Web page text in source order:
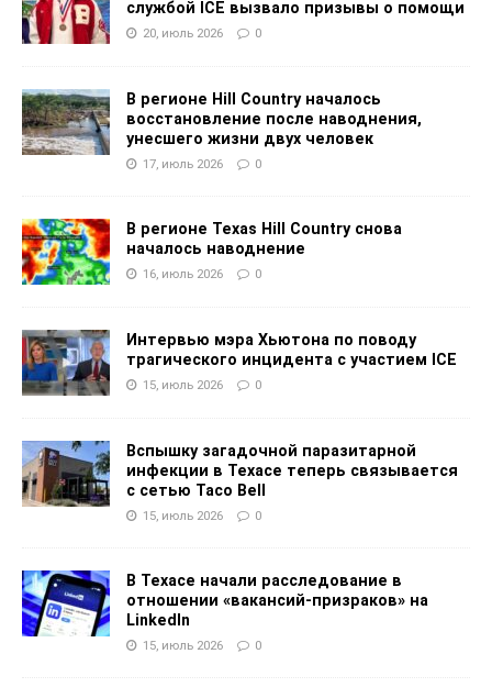
службой ICE вызвало призывы о помощи
20, июль 2026 0
В регионе Hill Country началось
восстановление после наводнения,
унесшего жизни двух человек
17, июль 2026 0
В регионе Texas Hill Country снова
началось наводнение
16, июль 2026 0
Интервью мэра Хьютона по поводу
трагического инцидента с участием ICE
15, июль 2026 0
Вспышку загадочной паразитарной
инфекции в Техасе теперь связывается
с сетью Taco Bell
15, июль 2026 0
В Техасе начали расследование в
отношении «вакансий-призраков» на
LinkedIn
15, июль 2026 0